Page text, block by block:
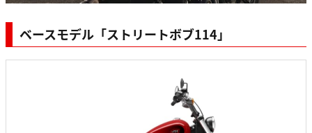
ベースモデル「ストリートボブ114」